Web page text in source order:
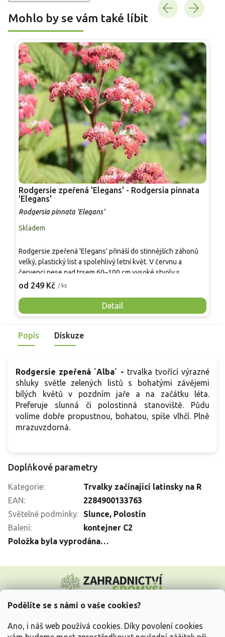
Podělíte se s námi o vaše cookies?
Ano, i náš web používá cookies. Díky povolení cookies
Mohlo by se vám také líbit
Rodgersie zpeřená 'Elegans' - Rodgersia pinnata
'Elegans'
Rodgersia pinnata 'Elegans'
Skladem
od 249 Kč / ks
Detail
Rodgersie zpeřená 'Elegans' přináší do stinnějších záhonů
velký, plastický list a spolehlivý letní květ. V červnu a
červenci nese nad trsem 60–100 cm vysoké stvoly s
kuželovitými latami drobných květů v odstínech krémové a
nádech, v létě zelenají a na podzim se znovu přibarvují. Hodí
se k vodním prvkům, do podrostu i do nádob ve vlhčím
mikroklimatu. Vyhovuje jí humózní, trvale svěží půda a
mrazuvzdornost okolo -20 °C.
Popis Diskuze
Rodgersie zpeřená ´Alba´ - trvalka tvořící výrazné
shluky světle zelených listů s bohatými závějemi
bílých květů v pozdním jaře a na začátku léta.
Preferuje slunná či polostinná stanoviště. Půdu
volíme dobře propustnou, bohatou, spíše vlhčí. Plně
mrazuvzdorná.
Doplňkové parametry
Kategorie:
Trvalky začínající latinsky na R
EAN:
2284900133763
Světelné podmínky: Slunce, Polostín
Balení:
kontejner C2
Položka byla vyprodána…
p
Vše o nákupu